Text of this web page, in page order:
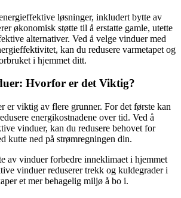
løsninger, inkludert bytte av
økonomisk støtte til å erstatte gamle, utette
alternativer. Ved å velge vinduer med
kan du redusere varmetapet og
i hjemmet ditt.
Hvorfor er det Viktig?
er viktig av flere grunner. For det første kan
energikostnadene over tid. Ved å
vinduer, kan du redusere behovet for
kutte ned på strømregningen din.
av vinduer forbedre inneklimaet i hjemmet
vinduer reduserer trekk og kuldegrader i
et mer behagelig miljø å bo i.